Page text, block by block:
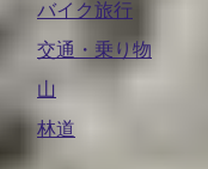
バイク旅行
交通・乗り物
山
林道